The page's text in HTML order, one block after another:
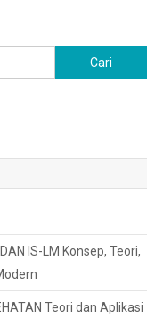
untuk:
IS-LM Konsep, Teori,
Teori dan Aplikasi